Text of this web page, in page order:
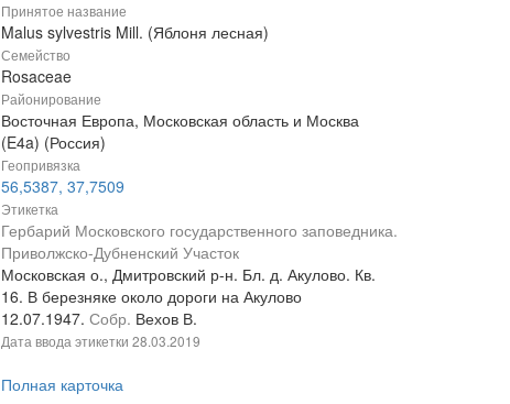
Принятое название
Malus sylvestris Mill. (Яблоня лесная)
Семейство
Rosaceae
Районирование
Восточная Европа, Московская область и Москва
(E4a) (Россия)
Геопривязка
56,5387, 37,7509
Этикетка
Гербарий Московского государственного заповедника.
Приволжско-Дубненский Участок
Московская о., Дмитровский р-н. Бл. д. Акулово. Кв.
16. В березняке около дороги на Акулово
12.07.1947. Собр. Вехов В.
Дата ввода этикетки 28.03.2019
Полная карточка